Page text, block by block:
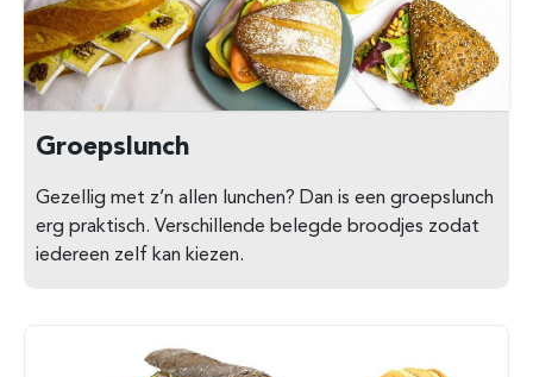
Groepslunch
Gezellig met z’n allen lunchen? Dan is een groepslunch
erg praktisch. Verschillende belegde broodjes zodat
iedereen zelf kan kiezen.